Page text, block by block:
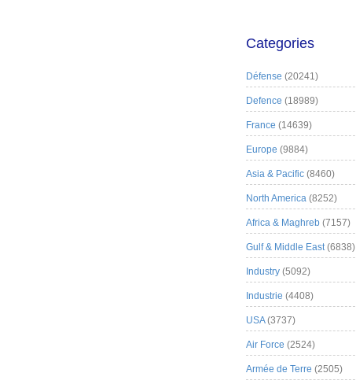
Categories
Défense (20241)
Defence (18989)
France (14639)
Europe (9884)
Asia & Pacific (8460)
North America (8252)
Africa & Maghreb (7157)
Gulf & Middle East(6838)
Industry (5092)
Industrie (4408)
USA(3737)
Air Force (2524)
Armée de Terre (2505)